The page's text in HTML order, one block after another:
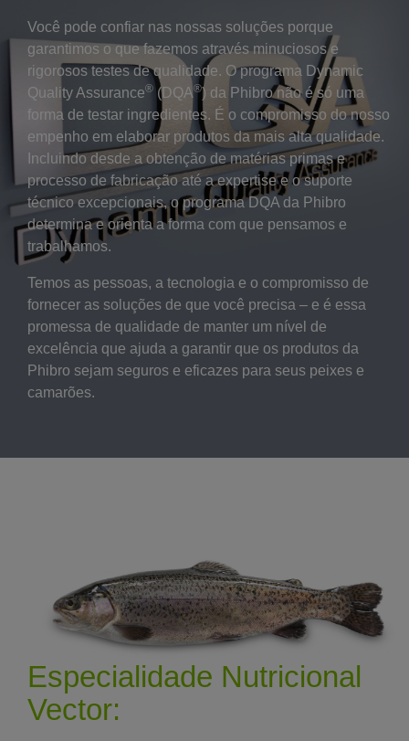
Você pode confiar nas nossas soluções porque
garantimos o que fazemos através minuciosos e
rigorosos testes de qualidade. O programa Dynamic
Quality Assurance® (DQA®) da Phibro não é só uma
forma de testar ingredientes. É o compromisso do nosso
empenho em elaborar produtos da mais alta qualidade.
Incluindo desde a obtenção de matérias primas e
processo de fabricação até a expertise e o suporte
técnico excepcionais, o programa DQA da Phibro
determina e orienta a forma com que pensamos e
trabalhamos.
Temos as pessoas, a tecnologia e o compromisso de
fornecer as soluções de que você precisa – e é essa
promessa de qualidade de manter um nível de
excelência que ajuda a garantir que os produtos da
Phibro sejam seguros e eficazes para seus peixes e
camarões.
Especialidade Nutricional
Vector: